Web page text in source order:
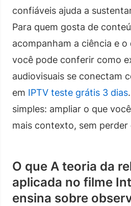
confiáveis ajuda a
Para quem gosta de
acompanham a ciência e o
você pode conferir como
audiovisuais se conectam
em IPTV teste grátis 3 dias
simples: ampliar o que
mais contexto, sem
O que A teoria da
aplicada no filme
ensina sobre